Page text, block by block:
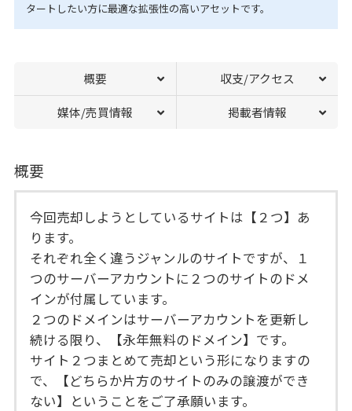
タートしたい方に最適な拡張性の高いアセットです。
概要 収支/アクセス
媒体/売買情報 掲載者情報
概要
今回売却しようとしているサイトは【２つ】あ
ります。
それぞれ全く違うジャンルのサイトですが、１
つのサーバーアカウントに２つのサイトのドメ
インが付属しています。
２つのドメインはサーバーアカウントを更新し
続ける限り、【永年無料のドメイン】です。
サイト２つまとめて売却という形になりますの
で、【どちらか片方のサイトのみの譲渡ができ
ない】ということをご了承願います。